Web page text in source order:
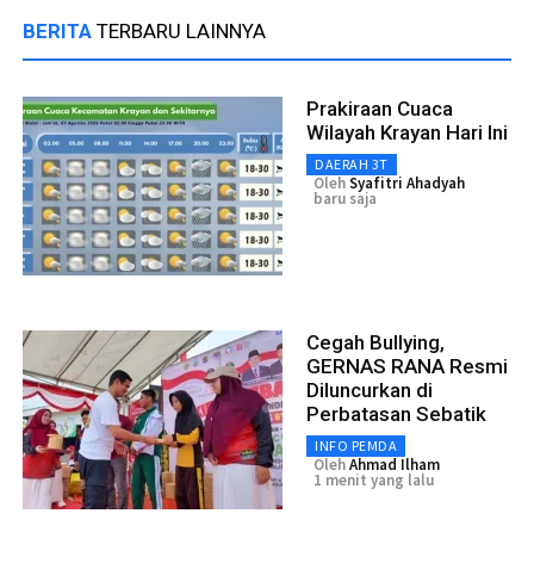
BERITA TERBARU LAINNYA
Prakiraan Cuaca
Wilayah Krayan Hari Ini
DAERAH 3T
OlehSyafitri Ahadyah
baru saja
Cegah Bullying,
GERNAS RANA Resmi
Diluncurkan di
Perbatasan Sebatik
INFO PEMDA
OlehAhmad Ilham
1 menit yang lalu